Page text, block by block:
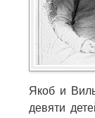
Якоб и
девяти